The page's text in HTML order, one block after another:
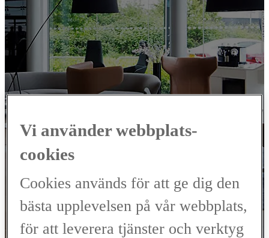
VÄLKOMMEN TILL
LEXUS
SERVICE
MARIESTAD
Verkstad, Skadeverkstad
Vi använder webbplats-
cookies
Cookies används för att ge dig den
bästa upplevelsen på vår webbplats,
för att leverera tjänster och verktyg